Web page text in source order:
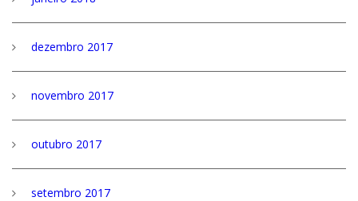
dezembro 2017
novembro 2017
outubro 2017
setembro 2017